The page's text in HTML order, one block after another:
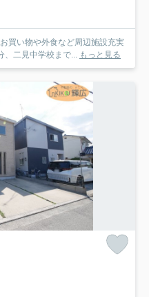
買い物や外食など周辺施設充実
二見中学校まで...
もっと見る